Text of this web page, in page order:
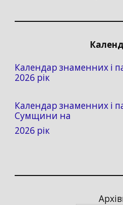
Календар знаменних і
2026 рік
Календар знаменних і
Сумщини на
2026 рік